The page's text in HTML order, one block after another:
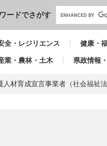
本文へ
ードでさがす
全・レジリエンス 健康・
業・農林・土木 県政情報
人材育成宣言事業者（社会福祉